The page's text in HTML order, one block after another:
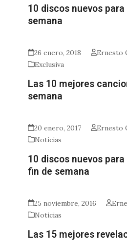
10 discos nuevos
semana
26 enero, 2018
Ernesto
Exclusiva
Las 10 mejores
semana
20 enero, 2017
Ernesto
Noticias
10 discos nuevos para
fin de semana
25 noviembre, 2016
Noticias
Las 15 mejores